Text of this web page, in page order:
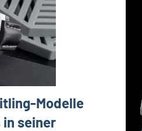
Modelle
in seiner